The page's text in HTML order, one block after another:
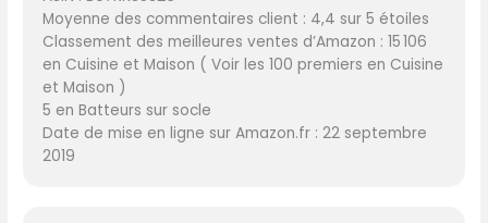
Moyenne des commentaires client : 4,4 sur 5 étoiles
Classement des meilleures ventes d’Amazon : 15 106
en Cuisine et Maison ( Voir les 100 premiers en Cuisine
et Maison )
5 en Batteurs sur socle
Date de mise en ligne sur Amazon.fr : 22 septembre
2019